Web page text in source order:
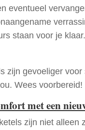
eventueel
staan voor je
zijn gevoeliger voor
Wees voorbereid!
met een
zijn niet alleen